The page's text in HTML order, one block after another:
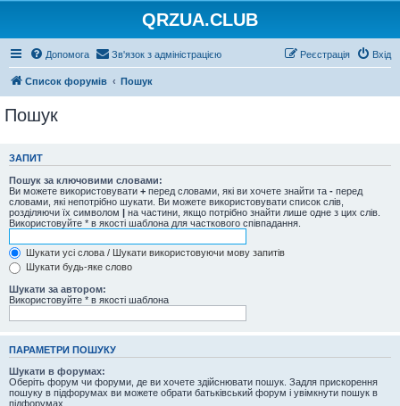
QRZUA.CLUB
Допомога Зв'язок з адміністрацією Вхід
Реєстрація
Список форумів Пошук
Пошук
ЗАПИТ
Пошук за ключовими словами:
Ви можете використовувати + перед словами, які ви хочете знайти та - перед
словами, які непотрібно шукати. Ви можете використовувати список слів,
розділяючи їх символом | на частини, якщо потрібно знайти лише одне з цих слів.
Використовуйте * в якості шаблона для часткового співпадання.
Шукати усі слова / Шукати використовуючи мову запитів
Шукати будь-яке слово
Шукати за автором:
Використовуйте * в якості шаблона
ПАРАМЕТРИ ПОШУКУ
Шукати в форумах:
Оберіть форум чи форуми, де ви хочете здійснювати пошук. Задля прискорення
пошуку в підфорумах ви можете обрати батьківський форум і увімкнути пошук в
підфорумах.